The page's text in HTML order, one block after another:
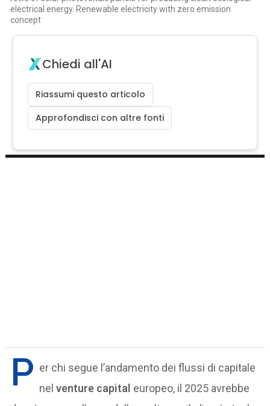
electrical energy. Renewable electricity with zero emission
concept
Chiedi all'AI
Riassumi questo articolo
Approfondisci con altre fonti
P er chi segue l’andamento dei flussi di capitale
nelventure capital europeo, il 2025 avrebbe